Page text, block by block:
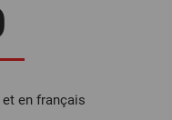
en français